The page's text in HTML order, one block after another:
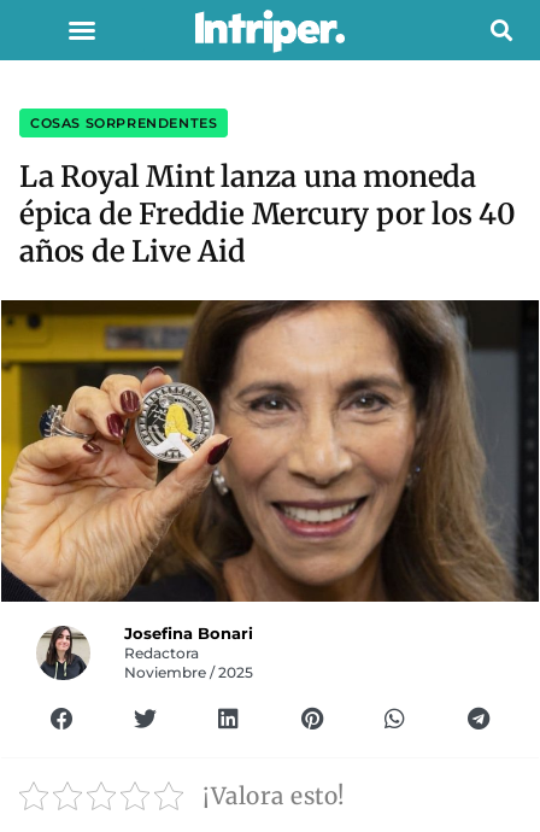
COSAS SORPRENDENTES
La Royal Mint lanza una moneda
épica de Freddie Mercury por los 40
años de Live Aid
Josefina Bonari
Redactora
Noviembre / 2025
¡Valora esto!